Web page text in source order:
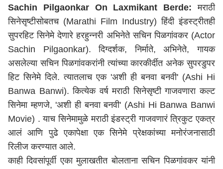
Sachin Pilgaonkar On Laxmikant Berde: मराठी
सिनेसृष्टीसोबतच (Marathi Film Industry) हिंदी इंडस्ट्रीतही
सुपरहिट सिनेमे देणारे हरहुन्नरी अभिनेते सचिन पिळगांवकर (Actor
Sachin Pilgaonkar). दिग्दर्शक, निर्माते, अभिनेते, गायक
असलेल्या सचिन पिळगांवकरांनी त्यांच्या कारकीर्दीत अनेक सुपरडुपर
हिट सिनेमे दिले. त्यातलाच एक 'अशी ही बनवा बनवी' (Ashi Hi
Banwa Banwi). कित्येक वर्ष मराठी सिनेसृष्टी गाजवणारा कल्ट
सिनेमा म्हणजे, 'अशी ही बनवा बनवी' (Ashi Hi Banwa Banwi
Movie) . याच सिनेमामुळे मराठी इंडस्ट्री गाजवणारं त्रिकुट एकत्र
आलं आणि पुढे एकापेक्षा एक सिनेमे प्रेक्षकांच्या मनोरंजनासाठी
रिलीज करण्यात आले.
काही दिवसांपूर्वी एका मुलाखतीत बोलताना सचिन पिळगांवकर यांनी